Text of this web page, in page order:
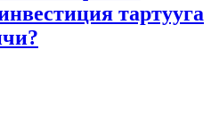
тартууга